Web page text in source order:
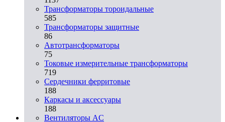
Трансформаторы тороидальные
585
Трансформаторы защитные
86
Автотрансформаторы
75
Токовые измерительные трансформаторы
719
Сердечники ферритовые
188
Каркасы и аксессуары
188
Вентиляторы AC